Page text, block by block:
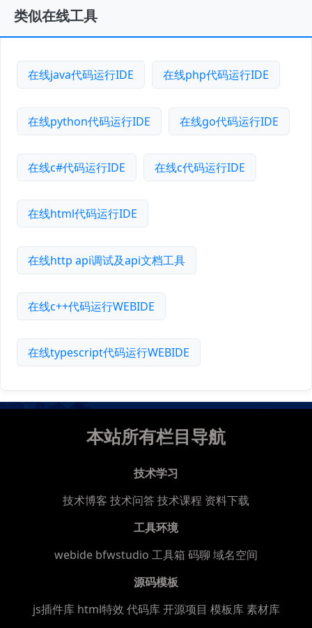
类似在线工具
在线java代码运行IDE 在线php代码运行IDE
在线python代码运行IDE 在线go代码运行IDE
在线c#代码运行IDE 在线c代码运行IDE
在线html代码运行IDE
在线http api调试及api文档工具
在线c++代码运行WEBIDE
在线typescript代码运行WEBIDE
本站所有栏目导航
技术学习
技术博客 技术问答技术课程 资料下载
工具环境
webide bfwstudio 工具箱 码聊 域名空间
源码模板
js插件库 html特效 代码库 开源项目 模板库 素材库